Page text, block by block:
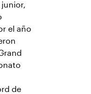
junior,
el año
de